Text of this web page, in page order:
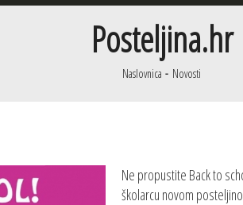
Posteljina.hr
Naslovnica Novosti
Ne propustite Back to
školarcu novom